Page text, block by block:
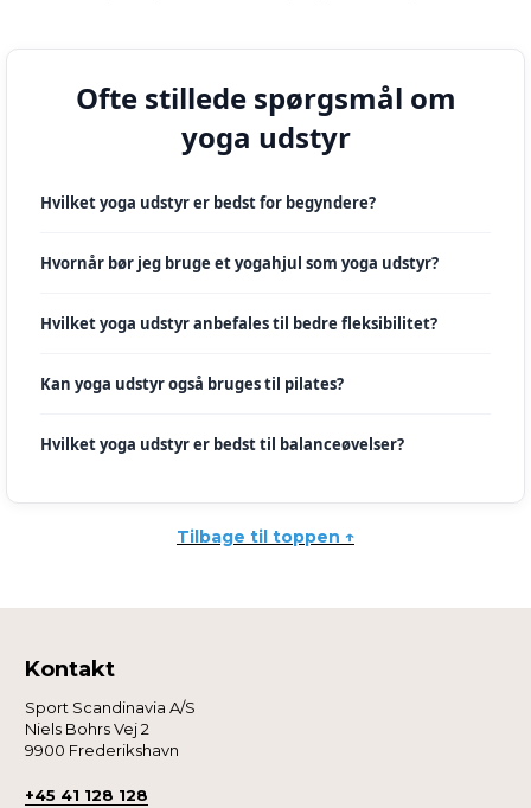
Ofte stillede spørgsmål om
yoga udstyr
Hvilket yoga udstyr er bedst for begyndere?
Hvornår bør jeg bruge et yogahjul som yoga udstyr?
Hvilket yoga udstyr anbefales til bedre fleksibilitet?
Kan yoga udstyr også bruges til pilates?
Hvilket yoga udstyr er bedst til balanceøvelser?
Tilbage til toppen ↑
Kontakt
Sport Scandinavia A/S
Niels Bohrs Vej 2
9900 Frederikshavn
+45 41 128 128